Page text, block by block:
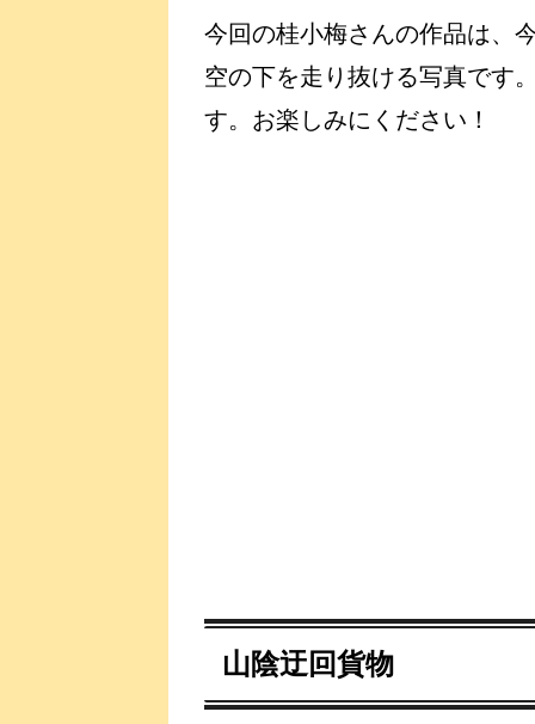
今回の桂小梅さんの作品は、
空の下を走り抜ける写真です
す。お楽しみにください！
山陰迂回貨物